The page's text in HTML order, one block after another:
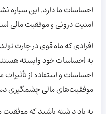
احساسات ما دارد. این سیاره
امنیت درونی و موفقیت مالی
افرادی که ماه قوی در چارت
به احساسات خود وابسته
احساسات و استفاده از تأثیرات
موفقیت‌های مالی چشمگیری